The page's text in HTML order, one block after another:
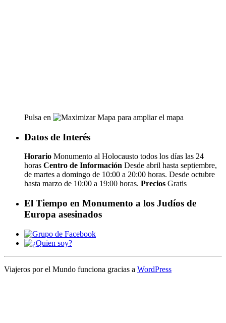
Pulsa en para ampliar el mapa
Datos de Interés
Horario Monumento al Holocausto todos los días las 24
horas Centro de Información Desde abril hasta septiembre,
de martes a domingo de 10:00 a 20:00 horas. Desde octubre
hasta marzo de 10:00 a 19:00 horas. Precios Gratis
El Tiempo en Monumento a los Judíos de
Europa asesinados
Viajeros por el Mundo funciona gracias a WordPress